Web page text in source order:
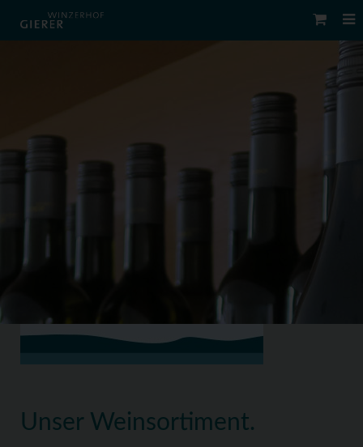
Unser Weinsortiment.